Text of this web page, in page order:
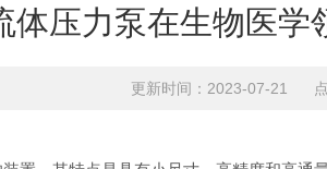
体压力泵在生物医学
更新时间：2023-07-21 点